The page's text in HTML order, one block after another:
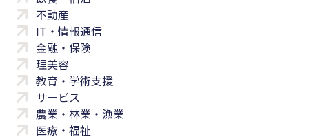
不動産
IT・情報通信
金融・保険
理美容
教育・学術支援
サービス
農業・林業・漁業
医療・福祉